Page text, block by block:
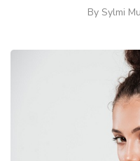
By Sylmi